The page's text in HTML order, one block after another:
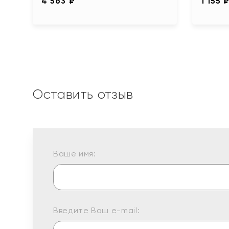
Оставить отзыв
Ваше имя:
Введите Ваш e-mail: